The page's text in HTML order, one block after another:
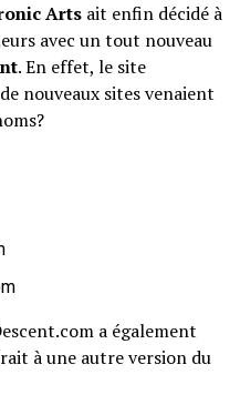
Arts ait enfin décidé à
avec un tout nouveau
. En effet, le site
nouveaux sites venaient
a également
à une autre version du